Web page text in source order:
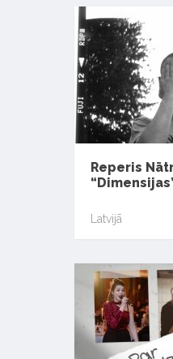
Reperis
Latvijā